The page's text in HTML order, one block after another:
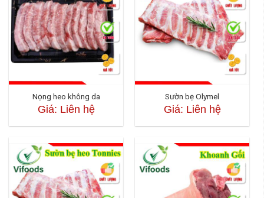
Nọng heo không da
Giá: Liên hệ
Sườn bẹ Olymel
Giá: Liên hệ